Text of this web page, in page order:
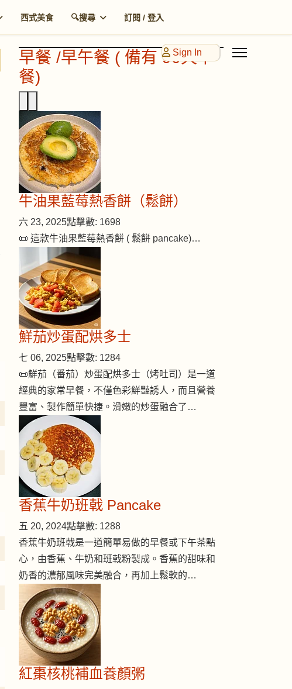
西式美食 🔍搜尋 訂閱 / 登入
Sign In
早餐 /早午餐 ( 備有 90天早
餐)
牛油果藍莓熱香餅（鬆餅）
六 23, 2025點擊數: 1698
📜 這款牛油果藍莓熱香餅 ( 鬆餅 pancake)…
鮮茄炒蛋配烘多士
七 06, 2025點擊數: 1284
📜鮮茄（番茄）炒蛋配烘多士（烤吐司）是一道
經典的家常早餐，不僅色彩鮮豔誘人，而且營養
豐富、製作簡單快捷。滑嫩的炒蛋融合了…
香蕉牛奶班戟 Pancake
五 20, 2024點擊數: 1288
香蕉牛奶班戟是一道簡單易做的早餐或下午茶點
心，由香蕉、牛奶和班戟粉製成。香蕉的甜味和
奶香的濃郁風味完美融合，再加上鬆軟的…
紅棗核桃補血養顏粥